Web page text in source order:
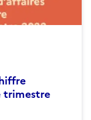
trimestre